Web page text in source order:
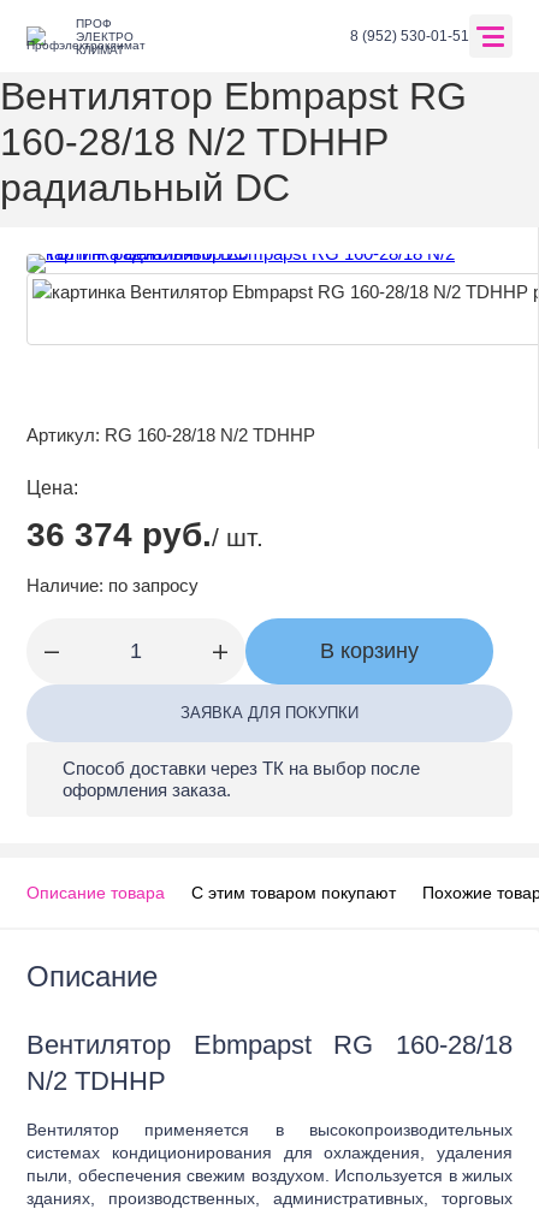
ПРОФ
ЭЛЕКТРО
КЛИМАТ
8 (952) 530-01-51
ГлавнаяКаталог оборудования Вентиляция и
Вентилятор Ebmpapst RG
160-28/18 N/2 TDHHP
радиальный DC
Артикул: RG 160-28/18 N/2 TDHHP
Цена:
36 374 руб./ шт.
Наличие: по запросу
В корзину
ЗАЯВКА ДЛЯ ПОКУПКИ
Способ доставки через ТК на выбор после
оформления заказа.
Описание товара С этим товаром покупают Похожие
Описание
Вентилятор Ebmpapst RG 160-28/18
N/2 TDHHP
Вентилятор применяется в высокопроизводительных
системах кондиционирования для охлаждения, удаления
пыли, обеспечения свежим воздухом. Используется в жилых
зданиях, производственных, административных, торговых
Главная
О компании
Заявка на подбор оборудования
Перейти в корзину